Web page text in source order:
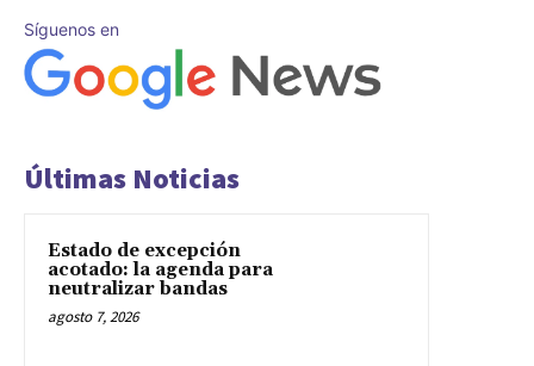
Síguenos en
Últimas Noticias
Estado de excepción
acotado: la agenda para
neutralizar bandas
agosto 7, 2026